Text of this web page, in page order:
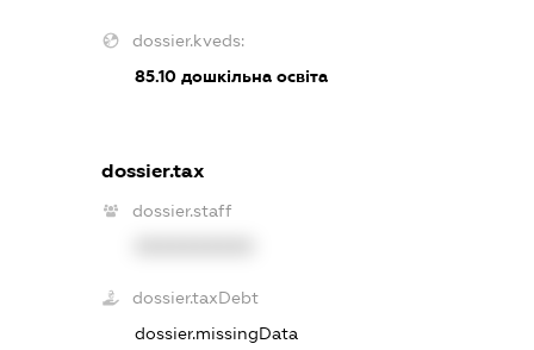
dossier.kveds:
85.10дошкільна освіта
dossier.tax
dossier.staff
dossier.taxDebt
dossier.missingData